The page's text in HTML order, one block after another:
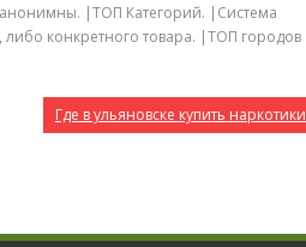
анонимны. |ТОП Категорий. |Система
либо конкретного товара. |ТОП городов
Где в ульяновске купить наркотики